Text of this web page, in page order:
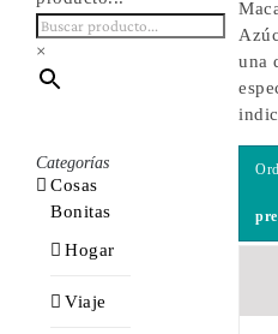
una
×
Categorías
Cosas
Bonitas
Hogar
Viaje